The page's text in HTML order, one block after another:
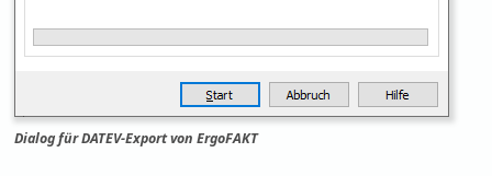
Dialog für DATEV-Export von ErgoFAKT